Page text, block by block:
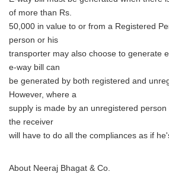
of more than Rs.
50,000 in value to or from a Registered
person or his
transporter may also choose to generate
e-way bill can
be generated by both registered and
However, where a
supply is made by an unregistered
the receiver
will have to do all the compliances as if
About Neeraj Bhagat & Co.